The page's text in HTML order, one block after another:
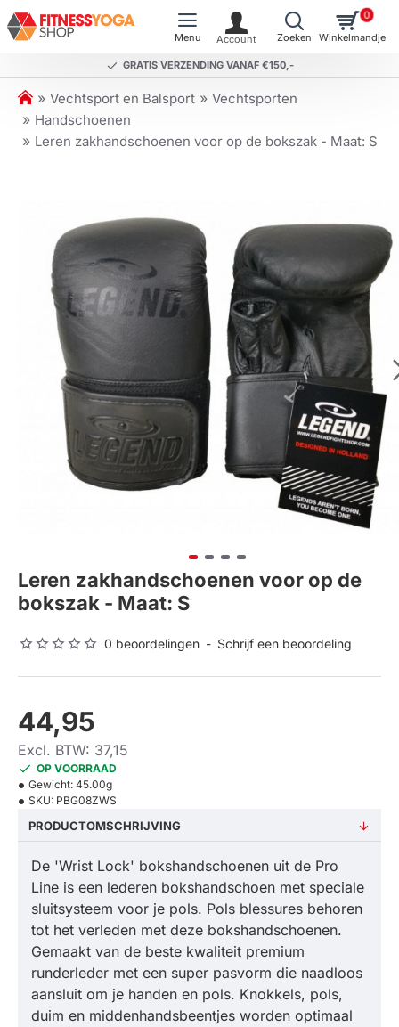
GRATIS VERZENDING VANAF €150,-
0
h
o
m
Vechtsport en Balsport
Vechtsporten
Handschoenen
Leren zakhandschoenen voor op de bokszak - Maat: S
Leren zakhandschoenen voor op de
bokszak - Maat: S
0 beoordelingen - Schrijf een beoordeling
44,95
Excl. BTW: 37,15
OP VOORRAAD
Gewicht: 45.00g
SKU: PBG08ZWS
PRODUCTOMSCHRIJVING
De 'Wrist Lock' bokshandschoenen uit de Pro
Line is een lederen bokshandschoen met speciale
sluitsysteem voor je pols. Pols blessures behoren
tot het verleden met deze bokshandschoenen.
Gemaakt van de beste kwaliteit premium
runderleder met een super pasvorm die naadloos
aansluit om je handen en pols. Knokkels, pols,
duim en middenhandsbeentjes worden optimaal